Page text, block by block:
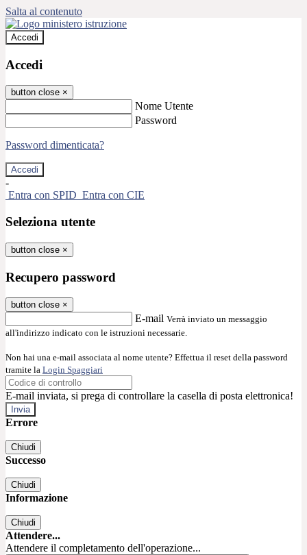
Salta al contenuto
Accedi
Accedi
button close ×
Nome Utente
Password
Password dimenticata?
-
Entra con SPID Entra con CIE
Seleziona utente
button close ×
Recupero password
button close ×
E-mail Verrà inviato un messaggio
all'indirizzo indicato con le istruzioni necessarie.
Non hai una e-mail associata al nome utente? Effettua il reset della password
tramite la Login Spaggiari
E-mail inviata, si prega di controllare la casella di posta elettronica!
Errore
Chiudi
Successo
Chiudi
Informazione
Chiudi
Attendere...
Attendere il completamento dell'operazione...